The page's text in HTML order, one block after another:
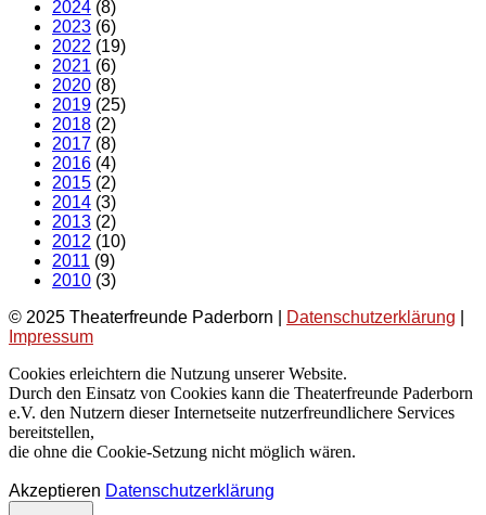
2024 (8)
2023 (6)
2022 (19)
2021 (6)
2020 (8)
2019 (25)
2018 (2)
2017 (8)
2016 (4)
2015 (2)
2014 (3)
2013 (2)
2012 (10)
2011 (9)
2010 (3)
© 2025 Theaterfreunde Paderborn |
Datenschutzerklärung
Impressum
Cookies erleichtern die Nutzung unserer Website.
Durch den Einsatz von Cookies kann die Theaterfreunde Paderborn
e.V. den Nutzern dieser Internetseite nutzerfreundlichere Services
bereitstellen,
die ohne die Cookie-Setzung nicht möglich wären.
Akzeptieren Datenschutzerklärung